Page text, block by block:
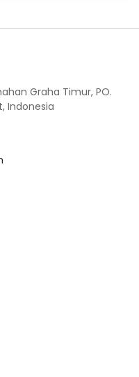
Graha Timur, PO.
Indonesia